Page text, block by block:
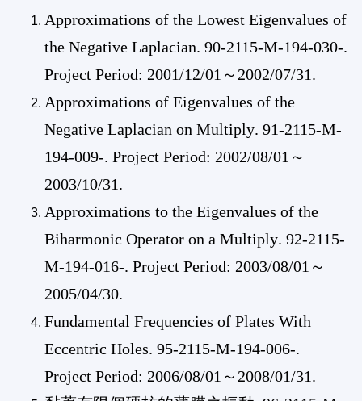
Approximations of the Lowest Eigenvalues of
the Negative Laplacian. 90-2115-M-194-030-.
Project Period: 2001/12/01 ～2002/07/31.
Approximations of Eigenvalues of the
Negative Laplacian on Multiply. 91-2115-M-
194-009-. Project Period: 2002/08/01 ～
2003/10/31.
Approximations to the Eigenvalues of the
Biharmonic Operator on a Multiply. 92-2115-
M-194-016-. Project Period: 2003/08/01 ～
2005/04/30.
Fundamental Frequencies of Plates With
Eccentric Holes. 95-2115-M-194-006-.
Project Period: 2006/08/01 ～2008/01/31.